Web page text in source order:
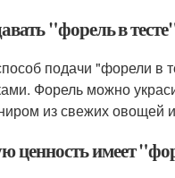
"форель в
подачи "форели в
Форель можно
из свежих овощей
ценность имеет